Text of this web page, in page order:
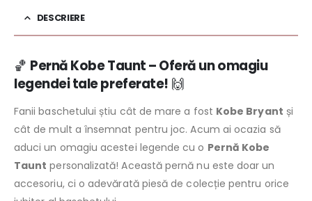
DESCRIERE
🏀 Pernă Kobe Taunt – Oferă un omagiu
legendei tale preferate! 🙌
Fanii baschetului știu cât de mare a fost Kobe Bryant și
cât de mult a însemnat pentru joc. Acum ai ocazia să
aduci un omagiu acestei legende cu o Pernă Kobe
Taunt personalizată! Această pernă nu este doar un
accesoriu, ci o adevărată piesă de colecție pentru orice